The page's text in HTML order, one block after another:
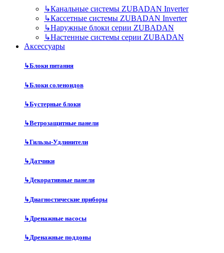
↳Канальные системы ZUBADAN Inverter
↳Кассетные системы ZUBADAN Inverter
↳Наружные блоки серии ZUBADAN
↳Настенные системы серии ZUBADAN
Аксесcуары
↳Блоки питания
↳Блоки соленоидов
↳Бустерные блоки
↳Ветрозащитные панели
↳Гильзы-Удлинители
↳Датчики
↳Декоративные панели
↳Диагностические приборы
↳Дренажные насосы
↳Дренажные поддоны